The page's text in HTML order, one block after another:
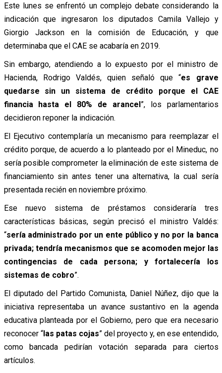
Este lunes se enfrentó un complejo debate considerando la
indicación que ingresaron los diputados Camila Vallejo y
Giorgio Jackson en la comisión de Educación, y que
determinaba que el CAE se acabaría en 2019.
Sin embargo, atendiendo a lo expuesto por el ministro de
Hacienda, Rodrigo Valdés, quien señaló que “es grave
quedarse sin un sistema de crédito porque el CAE
financia hasta el 80% de arancel”, los parlamentarios
decidieron reponer la indicación.
El Ejecutivo contemplaría un mecanismo para reemplazar el
crédito porque, de acuerdo a lo planteado por el Mineduc, no
sería posible comprometer la eliminación de este sistema de
financiamiento sin antes tener una alternativa, la cual sería
presentada recién en noviembre próximo.
Ese nuevo sistema de préstamos consideraría tres
características básicas, según precisó el ministro Valdés:
“sería administrado por un ente público y no por la banca
privada; tendría mecanismos que se acomoden mejor las
contingencias de cada persona; y fortalecería los
sistemas de cobro”.
El diputado del Partido Comunista, Daniel Núñez, dijo que la
iniciativa representaba un avance sustantivo en la agenda
educativa planteada por el Gobierno, pero que era necesario
reconocer “las patas cojas” del proyecto y, en ese entendido,
como bancada pedirían votación separada para ciertos
artículos.